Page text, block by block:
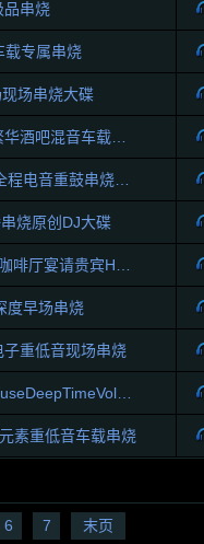
品串烧
载专属串烧
场串烧大碟
烧原创DJ大碟
度早场串烧
重低音现场串烧
素重低音车载串烧
6 7 末页